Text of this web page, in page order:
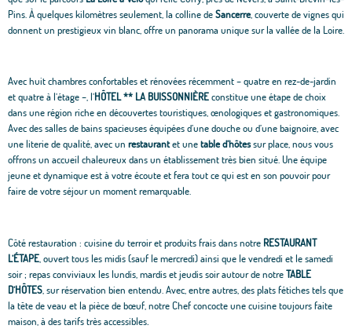
Pins. À quelques kilomètres seulement, la colline deSancerre, couverte de vignes qui
donnent un prestigieux vin blanc, offre un panorama unique sur la vallée de la Loire.
Avec huit chambres confortables et rénovées récemment – quatre en rez-de-jardin
et quatre à l’étage –, l’HÔTEL** LA BUISSONNIÈREconstitue une étape de choix
dans une région riche en découvertes touristiques, œnologiques et gastronomiques.
Avec des salles de bains spacieuses équipées d’une douche ou d’une baignoire, avec
une literie de qualité, avec un restaurantet unetable d’hôtessur place, nous vous
offrons un accueil chaleureux dans un établissement très bien situé. Une équipe
jeune et dynamique est à votre écoute et fera tout ce qui est en son pouvoir pour
faire de votre séjour un moment remarquable.
Côté restauration : cuisine du terroir et produits frais dans notre RESTAURANT
L’ÉTAPE, ouvert tous les midis (sauf le mercredi) ainsi que le vendredi et le samedi
soir ; repas conviviaux les lundis, mardis et jeudis soir autour de notreTABLE
D’HÔTES, sur réservation bien entendu. Avec, entre autres, des plats fétiches tels que
la tête de veau et la pièce de bœuf, notre Chef concocte une cuisine toujours faite
maison, à des tarifs très accessibles.